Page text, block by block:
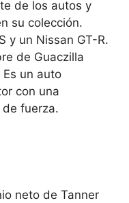
de los autos y
su colección.
y un Nissan GT-R.
de Guaczilla
un auto
con una
fuerza.
neto de Tanner